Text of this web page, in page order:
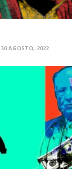
30 AGOSTO, 2022